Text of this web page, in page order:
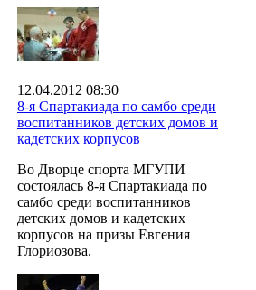
12.04.2012 08:30
8-я Спартакиада по самбо среди
воспитанников детских домов и
кадетских корпусов
Во Дворце спорта МГУПИ
состоялась 8-я Спартакиада по
самбо среди воспитанников
детских домов и кадетских
корпусов на призы Евгения
Глориозова.